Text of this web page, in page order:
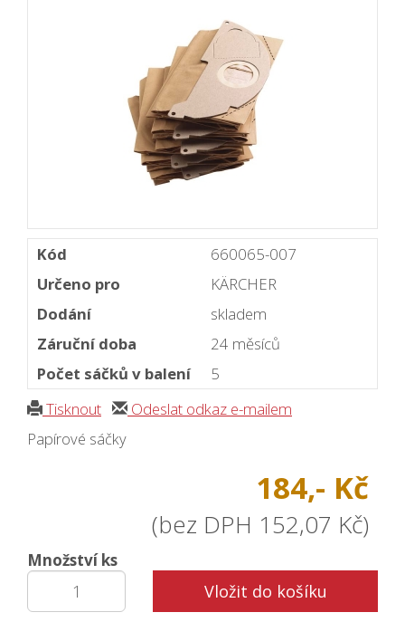
Kód
660065-007
Určeno pro
KÄRCHER
Dodání
skladem
Záruční doba
24 měsíců
Počet sáčků v balení
5
Tisknout
Odeslat odkaz e-mailem
Papírové sáčky
184,- Kč
(bez DPH 152,07 Kč)
Množství ks
Vložit do košíku